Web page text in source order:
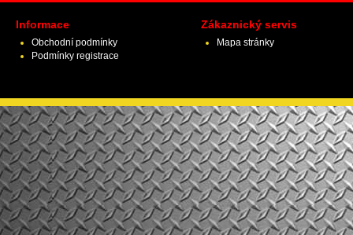
Informace
Obchodní podmínky
Podmínky registrace
Zákaznický servis
Mapa stránky